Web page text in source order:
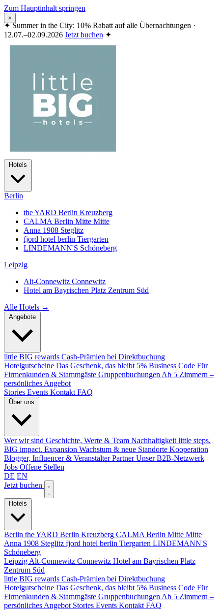
Zum Hauptinhalt springen
✦Summer in the City: 10% Rabatt auf alle Übernachtungen ·
12.07.–02.09.2026 Jetzt buchen ✦
×
Berlin
the YARD Berlin Kreuzberg
CALMA Berlin Mitte Mitte
Anna 1908 Steglitz
fjord hotel berlin Tiergarten
LINDEMANN'S Schöneberg
Leipzig
Alt-Connewitz Connewitz
Hotel am Bayrischen Platz Zentrum Süd
Alle Hotels →
little BIG rewards Cash-Prämien bei Direktbuchung
Hotelgutscheine Das Geschenk, das bleibt 5% Business Code Für
Firmenkunden & Stammgäste Gruppenbuchungen Ab 5 Zimmern –
persönliches Angebot
Stories Events Kontakt FAQ
Wer wir sind Geschichte, Werte & Team Nachhaltigkeit little steps.
BIG impact. Expansion Wachstum & neue Standorte Kooperation
Blogger, Influencer & Veranstalter Partner Unser B2B-Netzwerk
Jobs Offene Stellen
DE EN
Jetzt buchen
Berlin the YARD Berlin Kreuzberg CALMA Berlin Mitte Mitte
Anna 1908 Steglitz fjord hotel berlin Tiergarten LINDEMANN'S
Schöneberg
Leipzig Alt-Connewitz Connewitz Hotel am Bayrischen Platz
Zentrum Süd
little BIG rewards Cash-Prämien bei Direktbuchung
Hotelgutscheine Das Geschenk, das bleibt 5% Business Code Für
Firmenkunden & Stammgäste Gruppenbuchungen Ab 5 Zimmern –
persönliches Angebot Stories Events Kontakt FAQ